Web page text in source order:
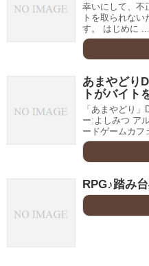
幸いにして、不
トを取られな
す。 はじめに ...
あまやどり
トがバイト
「あまやどり
ー:よしみつ ア
ードゲームカフ
RPG♪踏み